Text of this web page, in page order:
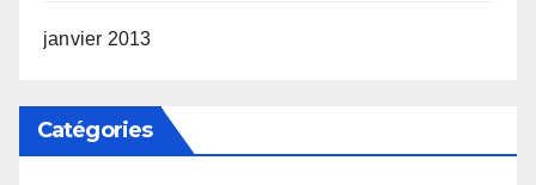
janvier 2013
Catégories